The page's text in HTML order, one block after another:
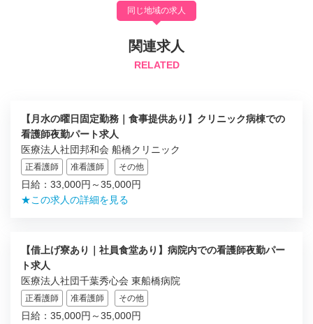
同じ地域の求人
関連求人
RELATED
【月水の曜日固定勤務｜食事提供あり】クリニック病棟での
看護師夜勤パート求人
医療法人社団邦和会 船橋クリニック
正看護師 准看護師 その他
日給：33,000円～35,000円
★この求人の詳細を見る
【借上げ寮あり｜社員食堂あり】病院内での看護師夜勤パー
ト求人
医療法人社団千葉秀心会 東船橋病院
正看護師 准看護師 その他
日給：35,000円～35,000円